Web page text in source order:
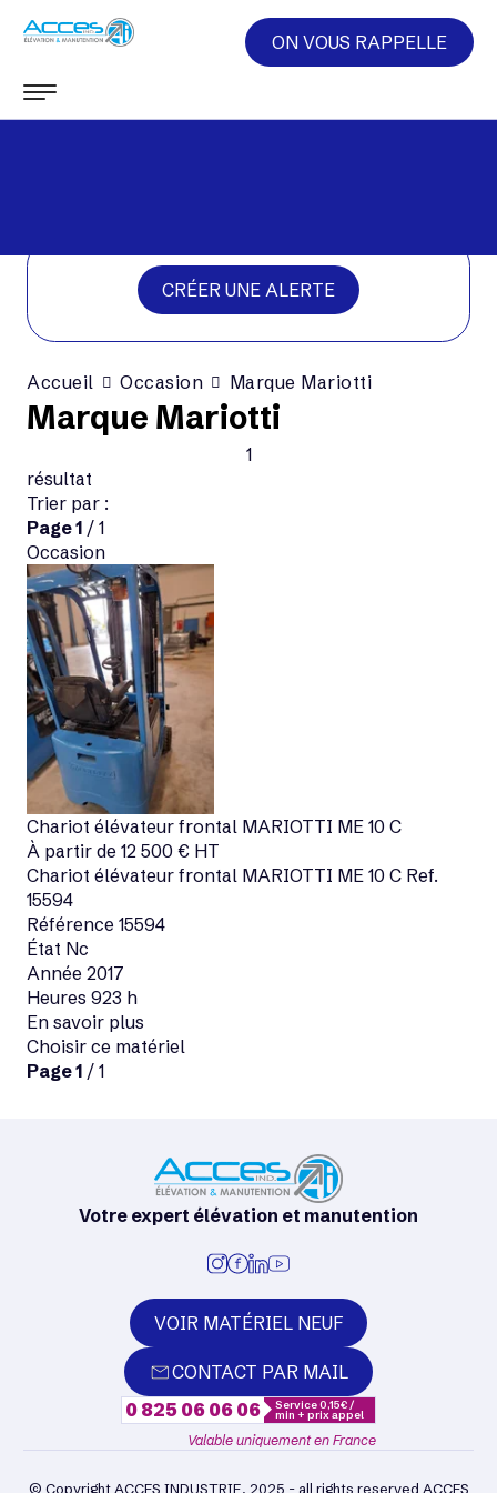
ON VOUS RAPPELLE
Voir matériel neuf
Occasion
CRÉER UNE ALERTE
Accueil Occasion Marque Mariotti
Marque Mariotti
1
résultat
Trier par :
Page1 / 1
Occasion
Chariot élévateur frontal MARIOTTI ME 10 C
À partir de 12 500 € HT
Chariot élévateur frontal MARIOTTI ME 10 C Ref.
15594
Référence 15594
État Nc
Année 2017
Heures 923 h
En savoir plus
Choisir ce matériel
Page1 / 1
Votre expert élévation et manutention
VOIR MATÉRIEL NEUF
CONTACT PAR MAIL
0 825 06 06 06
Service 0,15€ /
min + prix appel
Valable uniquement en France
© Copyright ACCES INDUSTRIE, 2025 - all rights reserved ACCES